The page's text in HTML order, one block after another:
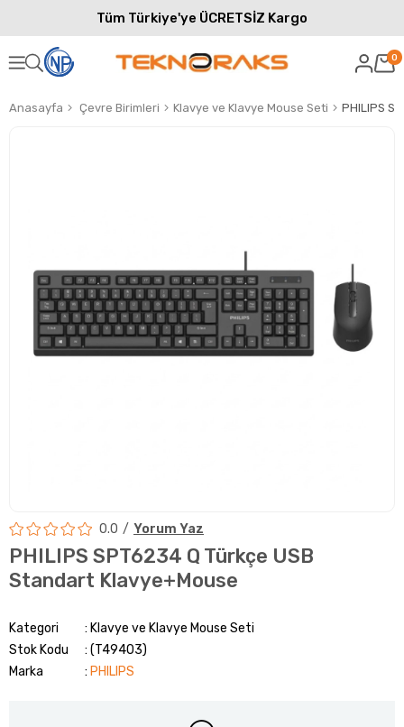
Tüm Türkiye'ye ÜCRETSİZ Kargo
0
Anasayfa Çevre Birimleri Klavye ve Klavye Mouse Seti PHILIPS
0.0 Yorum Yaz
PHILIPS SPT6234 Q Türkçe USB
Standart Klavye+Mouse
Kategori
Klavye ve Klavye Mouse Seti
Stok Kodu
(T49403)
Marka
: PHILIPS